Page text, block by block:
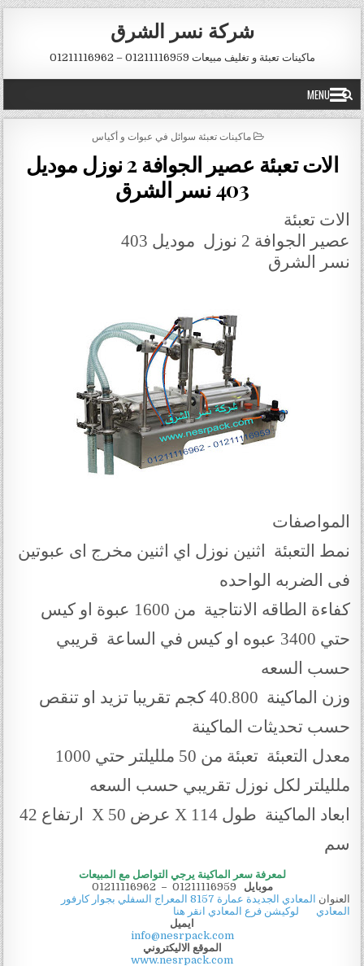
Skip to content
شركة نسر الشرق
ماكينات تعبئة و تغليف مبيعات 01211116959 – 01211116962
MENU
POSTED IN
ماكينات تعبئة سوائل في عبوات و أكياس
الات تعبئة عصير الجوافة 2 نوزل موديل
403 نسر الشرق
الات تعبئة
عصير الجوافة 2 نوزل
موديل 403
نسر الشرق
المواصفات
نمط التعبئة اثنين نوزل اي اثنين مخرج اى عبوتين
فى الضربه الواحده
كفاءة الطاقه الانتاجية من 1600 عبوة او كيس
حتي 3400 عبوه او كيس في الساعة قريبي
حسب السعه
وزن الماكينة 40.800 كجم تقريبا تزيد او تنقص
حسب تحديثات الماكينة
معدل التعبئة تعبئة من 50 ملليلتر حتي 1000
ملليلتر لكل نوزل تقريبي حسب السعه
ابعاد الماكينة طول 114 X عرض 50 X ارتفاع 42
سم
لمعرفة سعر الماكينة يرجي التواصل مع المبيعات
موبايل
01211116962 – 01211116959
العنوان
المعادي الجديدة عمارة 8157 المعراج السفلي بجوار كارفور
المعادي
لوكيشن فرع المعادي انقر هنا
ايميل
info@nesrpack.com
الموقع الاليكتروني
www.nesrpack.com